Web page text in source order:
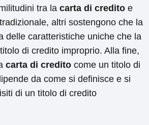
tra la carta di credito e
altri sostengono che la
delle caratteristiche uniche che la
di credito improprio. Alla fine,
carta di credito come un titolo di
da come si definisce e si
di un titolo di credito